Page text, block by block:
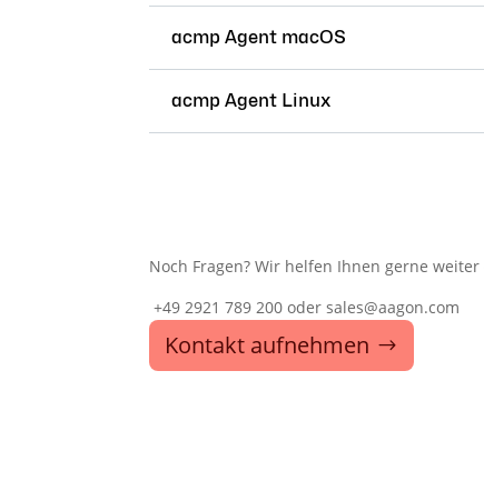
acmp Agent macOS
acmp Agent Linux
Noch Fragen? Wir helfen Ihnen gerne
+49 2921 789 200 oder sales@aagon.com
Kontakt aufnehmen